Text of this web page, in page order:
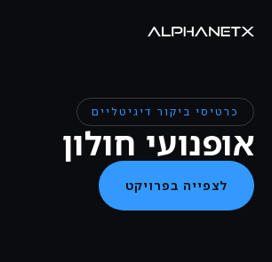
כרטיסי ביקור דיגיטליים
אופנועי חולון
לצפייה בפרויקט